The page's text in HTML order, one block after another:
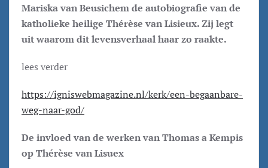
Mariska van Beusichem de autobiografie van de
katholieke heilige Thérèse van Lisieux. Zij legt
uit waarom dit levensverhaal haar zo raakte.
lees verder
https://igniswebmagazine.nl/kerk/een-begaanbare-
weg-naar-god/
De invloed van de werken van Thomas a Kempis
op Thérèse van Lisuex